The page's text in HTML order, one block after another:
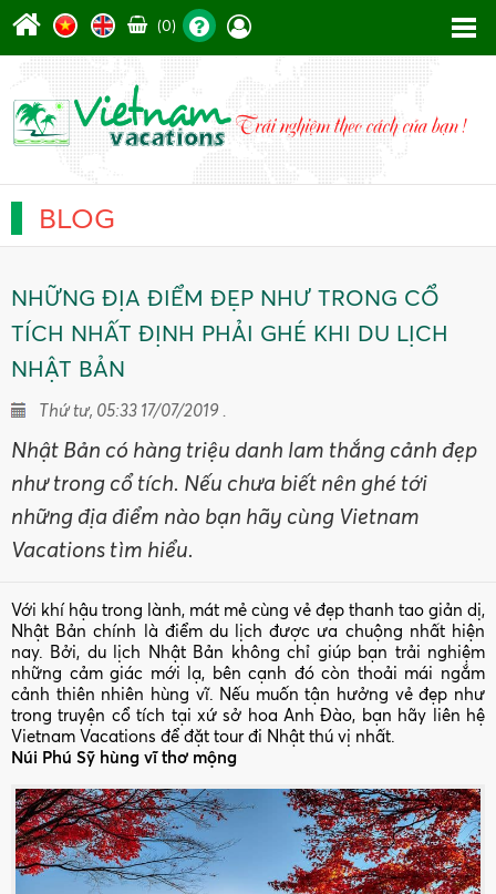
(0)
BLOG
NHỮNG ĐỊA ĐIỂM ĐẸP NHƯ TRONG CỔ
TÍCH NHẤT ĐỊNH PHẢI GHÉ KHI DU LỊCH
NHẬT BẢN
Thứ tư, 05:33 17/07/2019 .
Nhật Bản có hàng triệu danh lam thắng cảnh đẹp
như trong cổ tích. Nếu chưa biết nên ghé tới
những địa điểm nào bạn hãy cùng Vietnam
Vacations tìm hiểu.
Với khí hậu trong lành, mát mẻ cùng vẻ đẹp thanh tao giản dị,
Nhật Bản chính là điểm du lịch được ưa chuộng nhất hiện
nay. Bởi, du lịch Nhật Bản không chỉ giúp bạn trải nghiệm
những cảm giác mới lạ, bên cạnh đó còn thoải mái ngắm
cảnh thiên nhiên hùng vĩ. Nếu muốn tận hưởng vẻ đẹp như
trong truyện cổ tích tại xứ sở hoa Anh Đào, bạn hãy liên hệ
Vietnam Vacations để đặt tour đi Nhật thú vị nhất.
Núi Phú Sỹ hùng vĩ thơ mộng